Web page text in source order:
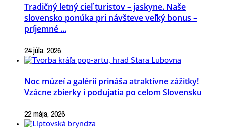
Tradičný letný cieľ turistov – jaskyne. Naše
slovensko ponúka pri návšteve veľký bonus –
príjemné ...
24 júla, 2026
Noc múzeí a galérií prináša atraktívne zážitky!
Vzácne zbierky i podujatia po celom Slovensku
22 mája, 2026